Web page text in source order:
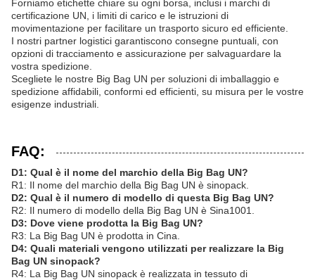
Forniamo etichette chiare su ogni borsa, inclusi i marchi di
certificazione UN, i limiti di carico e le istruzioni di
movimentazione per facilitare un trasporto sicuro ed efficiente.
I nostri partner logistici garantiscono consegne puntuali, con
opzioni di tracciamento e assicurazione per salvaguardare la
vostra spedizione.
Scegliete le nostre Big Bag UN per soluzioni di imballaggio e
spedizione affidabili, conformi ed efficienti, su misura per le vostre
esigenze industriali.
FAQ:
D1: Qual è il nome del marchio della Big Bag UN?
R1: Il nome del marchio della Big Bag UN è sinopack.
D2: Qual è il numero di modello di questa Big Bag UN?
R2: Il numero di modello della Big Bag UN è Sina1001.
D3: Dove viene prodotta la Big Bag UN?
R3: La Big Bag UN è prodotta in Cina.
D4: Quali materiali vengono utilizzati per realizzare la Big
Bag UN sinopack?
R4: La Big Bag UN sinopack è realizzata in tessuto di